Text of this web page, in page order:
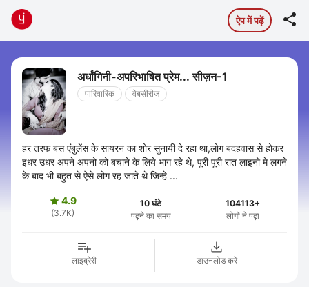
ऐप में पढ़ें 
अर्धांगिनी-अपरिभाषित प्रेम... सीज़न-1
पारिवारिक वेबसीरीज
हर तरफ बस एंबुलेंस के सायरन का शोर सुनायी दे रहा था,लोग बदहवास से होकर
इधर उधर अपने अपनो को बचाने के लिये भाग रहे थे, पूरी पूरी रात लाइनो मे लगने
के बाद भी बहुत से ऐसे लोग रह जाते थे जिन्हे ...
 4.9
(3.7K)
10 घंटे
पढ़ने का समय
104113+
लोगों ने पढ़ा
लाइब्रेरी डाउनलोड करें